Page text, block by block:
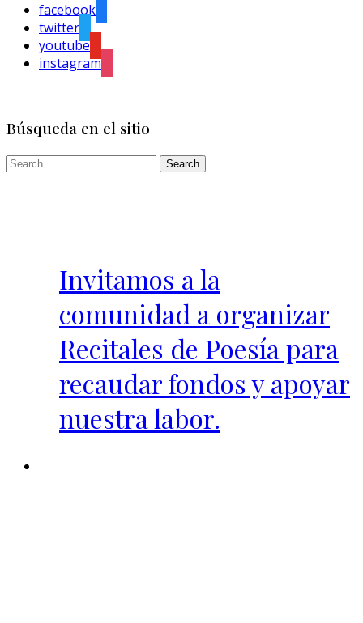
facebook
twitter
youtube
instagram
Búsqueda en el sitio
Invitamos a la
comunidad a organizar
Recitales de Poesía para
recaudar fondos y apoyar
nuestra labor.